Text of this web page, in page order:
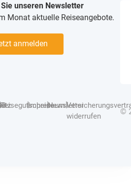
unseren Newsletter
Monat aktuelle Reiseangebote.
anmelden
Reisegutscheine
|Impressum
|Newsletter
|
widerrufen
©